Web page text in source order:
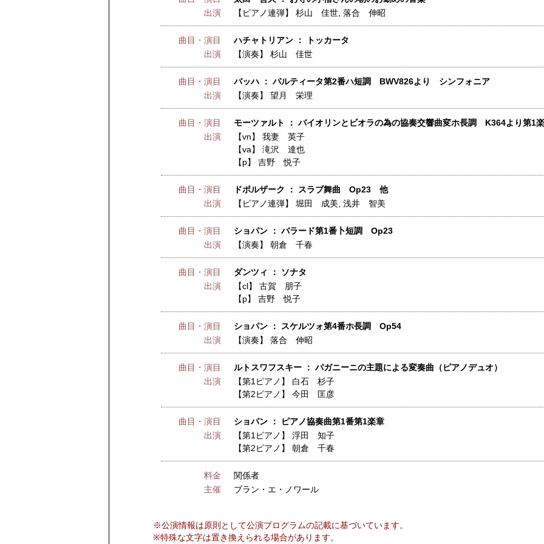
出演
【ピアノ連弾】 杉山 佳世, 落合 伸昭
曲目・演目
ハチャトリアン ： トッカータ
出演
【演奏】 杉山 佳世
曲目・演目
バッハ ： パルティータ第2番ハ短調 BWV826より シンフォニア
出演
【演奏】 望月 栄理
曲目・演目
モーツァルト ： バイオリンとビオラの為の協奏交響曲変ホ長調 K364より第1
出演
【vn】 我妻 英子
【va】 滝沢 達也
【p】 吉野 悦子
曲目・演目
ドボルザーク ： スラブ舞曲 Op23 他
出演
【ピアノ連弾】 堀田 成美 浅井 智美
曲目・演目
ショパン ： バラード第1番卜短調 Op23
出演
【演奏】 朝倉 千春
曲目・演目
ダンツィ ： ソナタ
出演
【cl】 古賀 朋子
【p】 吉野 悦子
曲目・演目
ショパン ： スケルツォ第4番ホ長調 Op54
出演
【演奏】 落合 伸昭
曲目・演目
ルトスワフスキー ： パガニーニの主題による変奏曲（ピアノデュオ）
出演
【第1ピアノ】 白石 杉子
【第2ピアノ】 今田 匡彦
曲目・演目
ショパン ： ピアノ協奏曲第1番第1楽章
出演
【第1ピアノ】 浮田 知子
【第2ピアノ】 朝倉 千春
料金
関係者
主催
ブラン・エ・ノワール
※公演情報は原則として公演プログラムの記載に基づいています。
※特殊な文字は置き換えられる場合があります。